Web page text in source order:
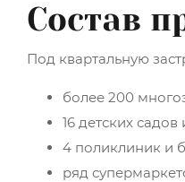
Состав
Под квартальную
более 200
16 детских садов
4 поликлиник и
ряд